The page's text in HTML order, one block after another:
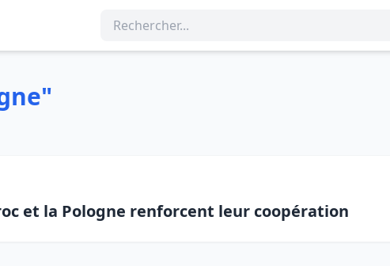
et la Pologne renforcent leur coopération